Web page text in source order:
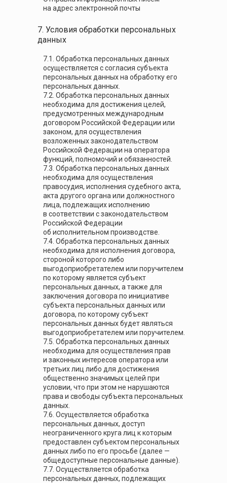
7. Условия обработки персональных
данных
7.1. Обработка персональных данных
осуществляется с согласия субъекта
персональных данных на обработку его
персональных данных.
7.2. Обработка персональных данных
необходима для достижения целей,
предусмотренных международным
договором Российской Федерации или
законом, для осуществления
возложенных законодательством
Российской Федерации на оператора
функций, полномочий и обязанностей.
7.3. Обработка персональных данных
необходима для осуществления
правосудия, исполнения судебного акта,
акта другого органа или должностного
лица, подлежащих исполнению
в соответствии с законодательством
Российской Федерации
об исполнительном производстве.
7.4. Обработка персональных данных
необходима для исполнения договора,
стороной которого либо
выгодоприобретателем или поручителем
по которому является субъект
персональных данных, а также для
заключения договора по инициативе
субъекта персональных данных или
договора, по которому субъект
персональных данных будет являться
выгодоприобретателем или поручителем.
7.5. Обработка персональных данных
необходима для осуществления прав
и законных интересов оператора или
третьих лиц либо для достижения
общественно значимых целей при
условии, что при этом не нарушаются
права и свободы субъекта персональных
данных.
7.6. Осуществляется обработка
персональных данных, доступ
неограниченного круга лиц к которым
предоставлен субъектом персональных
данных либо по его просьбе (далее —
общедоступные персональные данные).
7.7. Осуществляется обработка
персональных данных, подлежащих
на адрес электронной почты